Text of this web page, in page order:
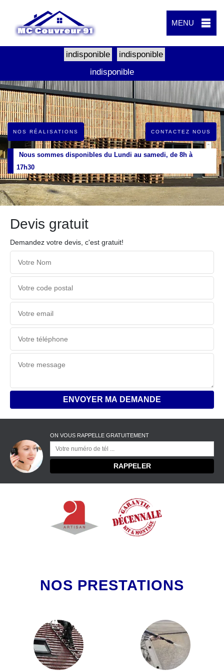
MENU
indisponible
indisponible
indisponible
NOS RÉALISATIONS CONTACTEZ NOUS
Nous sommes disponibles du Lundi au samedi, de 8h à
17h30
Devis gratuit
Demandez votre devis, c'est gratuit!
ON VOUS RAPPELLE GRATUITEMENT
NOS PRESTATIONS